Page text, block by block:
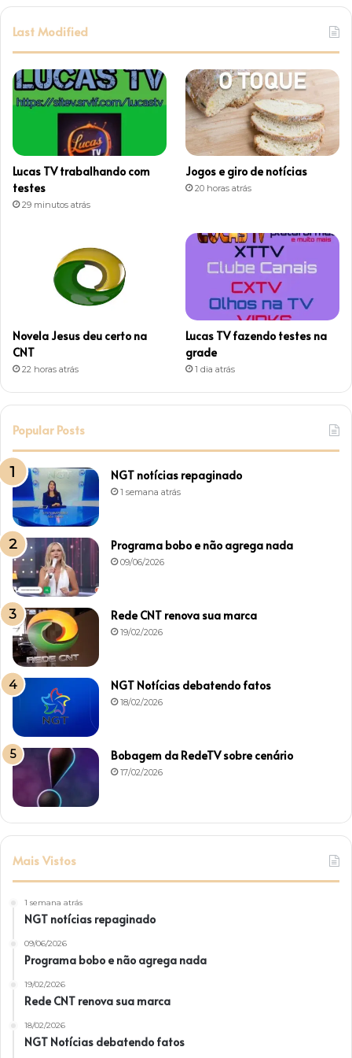
t
a
g
r
a
Last Modified
Lucas TV trabalhando com
testes
29 minutos atrás
Jogos e giro de notícias
20 horas atrás
Novela Jesus deu certo na
CNT
22 horas atrás
Lucas TV fazendo testes na
grade
1 dia atrás
Popular Posts
NGT notícias repaginado
1 semana atrás
Programa bobo e não agrega nada
09/06/2026
Rede CNT renova sua marca
19/02/2026
NGT Notícias debatendo fatos
18/02/2026
Bobagem da RedeTV sobre cenário
17/02/2026
Mais Vistos
1 semana atrás
NGT notícias repaginado
09/06/2026
Programa bobo e não agrega nada
19/02/2026
Rede CNT renova sua marca
18/02/2026
NGT Notícias debatendo fatos